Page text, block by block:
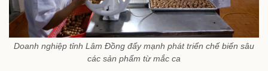
Doanh nghiệp tỉnh Lâm Đồng đẩy mạnh phát triển chế biến sâu
các sản phẩm từ mắc ca